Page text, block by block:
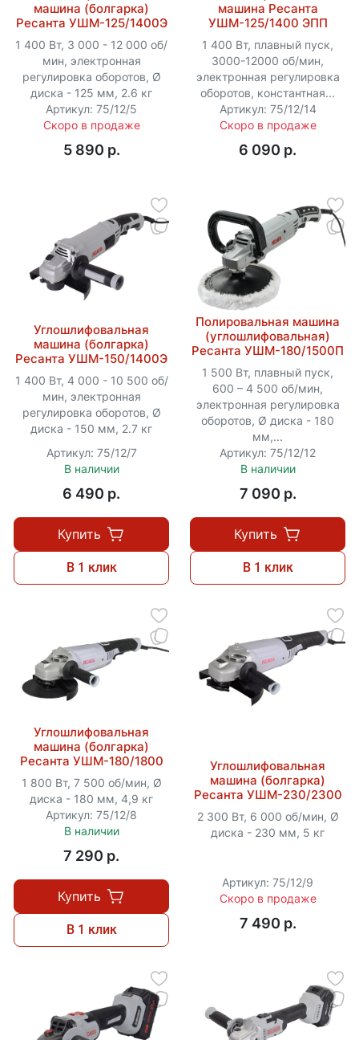
машина (болгарка)
Ресанта УШМ-125/1400Э
1 400 Вт, 3 000 - 12 000 об/
мин, электронная
регулировка оборотов, Ø
диска - 125 мм, 2.6 кг
Артикул: 75/12/5
Скоро в продаже
5 890 p.
машина Ресанта
УШМ-125/1400 ЭПП
1 400 Вт, плавный пуск,
3000-12000 об/мин,
электронная регулировка
оборотов, константная...
Артикул: 75/12/14
Скоро в продаже
6 090 p.
Углошлифовальная
машина (болгарка)
Ресанта УШМ-150/1400Э
1 400 Вт, 4 000 - 10 500 об/
мин, электронная
регулировка оборотов, Ø
диска - 150 мм, 2.7 кг
Артикул: 75/12/7
В наличии
6 490 p.
Купить
В 1 клик
Полировальная машина
(углошлифовальная)
Ресанта УШМ-180/1500П
1 500 Вт, плавный пуск,
600 – 4 500 об/мин,
электронная регулировка
оборотов, Ø диска - 180
мм,...
Артикул: 75/12/12
В наличии
7 090 p.
Купить
В 1 клик
Углошлифовальная
машина (болгарка)
Ресанта УШМ-180/1800
1 800 Вт, 7 500 об/мин, Ø
диска - 180 мм, 4,9 кг
Артикул: 75/12/8
В наличии
7 290 p.
Купить
В 1 клик
Углошлифовальная
машина (болгарка)
Ресанта УШМ-230/2300
2 300 Вт, 6 000 об/мин, Ø
диска - 230 мм, 5 кг
Артикул: 75/12/9
Скоро в продаже
7 490 p.